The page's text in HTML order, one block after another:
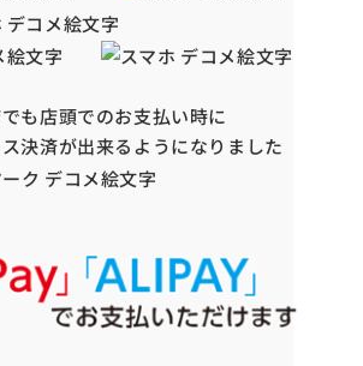
も店頭でのお支払い時に
決済が出来るようになりました